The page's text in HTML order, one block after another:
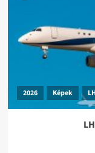
2026 Képek